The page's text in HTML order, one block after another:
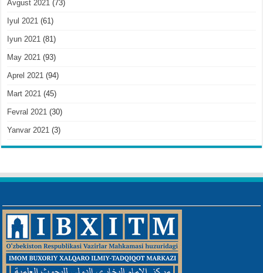
Avgust 2021 (73)
Iyul 2021 (61)
Iyun 2021 (81)
May 2021 (93)
Aprel 2021 (94)
Mart 2021 (45)
Fevral 2021 (30)
Yanvar 2021 (3)